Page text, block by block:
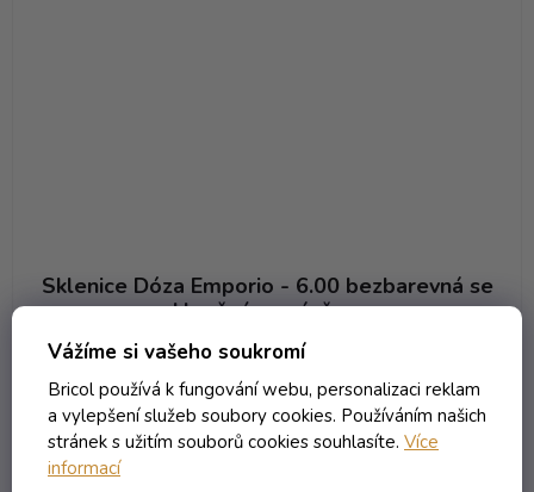
Vážíme si vašeho soukromí
Bricol používá k fungování webu, personalizaci reklam
a vylepšení služeb soubory cookies. Používáním našich
stránek s užitím souborů cookies souhlasíte. Více
informací
Sklenice Dóza Emporio - 6.00 bezbarevná se
skleněným uzávěrem
Skladem(69 ks)
384,68 Kč včetně DPH
317,92 Kč